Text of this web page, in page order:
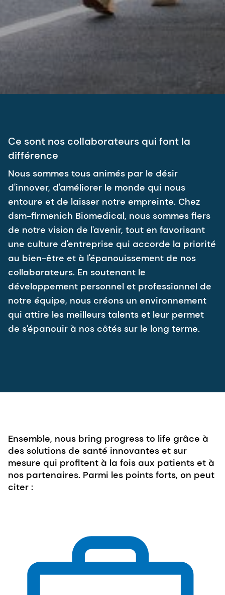
Ce sont nos collaborateurs qui font la
différence
Nous sommes tous animés par le désir
d'innover, d'améliorer le monde qui nous
entoure et de laisser notre empreinte. Chez
dsm-firmenich Biomedical, nous sommes fiers
de notre vision de l'avenir, tout en favorisant
une culture d'entreprise qui accorde la priorité
au bien-être et à l'épanouissement de nos
collaborateurs. En soutenant le
développement personnel et professionnel de
notre équipe, nous créons un environnement
qui attire les meilleurs talents et leur permet
de s'épanouir à nos côtés sur le long terme.
Ensemble, nous bring progress to life grâce à
des solutions de santé innovantes et sur
mesure qui profitent à la fois aux patients et à
nos partenaires. Parmi les points forts, on peut
citer :